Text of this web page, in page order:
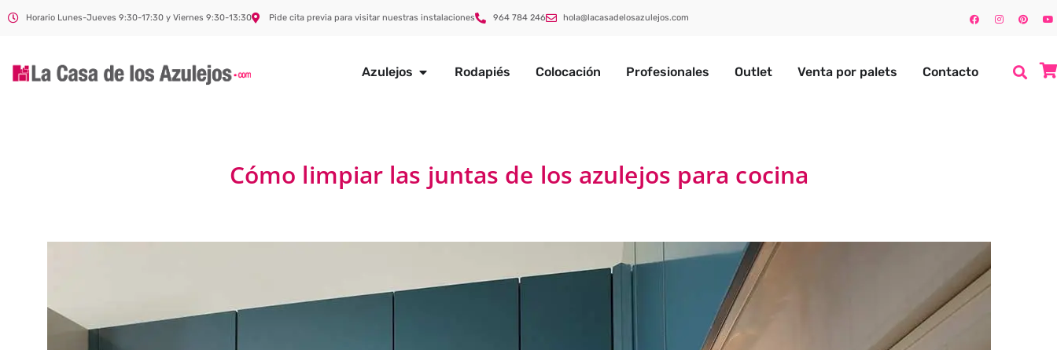
Horario Lunes-Jueves 9:30-17:30 y Viernes 9:30-13:30 Pide cita previa para visitar nuestras instalaciones 964 784 246 hola@lacasadelosazulejos.com
Azulejos Rodapiés Colocación Profesionales Outlet Venta por palets Contacto
Cómo limpiar las juntas de los azulejos para cocina